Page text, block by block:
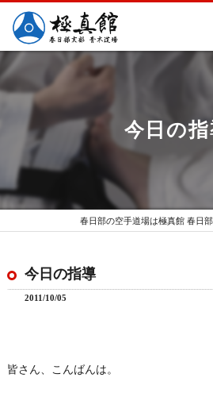
今日の指
春日部の空手道場は極真館 春日
今日の指導
2011/10/05
皆さん、こんばんは。